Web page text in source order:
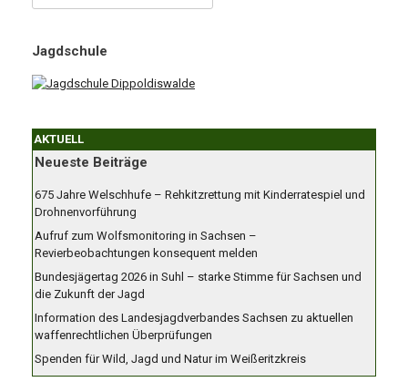
nach:
Jagdschule
AKTUELL
Neueste Beiträge
675 Jahre Welschhufe – Rehkitzrettung mit Kinderratespiel und
Drohnenvorführung
Aufruf zum Wolfsmonitoring in Sachsen –
Revierbeobachtungen konsequent melden
Bundesjägertag 2026 in Suhl – starke Stimme für Sachsen und
die Zukunft der Jagd
Information des Landesjagdverbandes Sachsen zu aktuellen
waffenrechtlichen Überprüfungen
Spenden für Wild, Jagd und Natur im Weißeritzkreis